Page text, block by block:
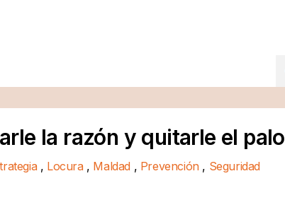
la razón y quitarle el palo
, Locura , Maldad , Prevención , Seguridad